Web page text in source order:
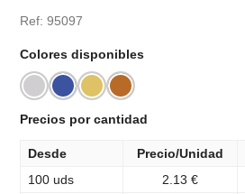
Ref: 95097
Colores disponibles
Precios por cantidad
Desde Precio/Unidad
100 uds
2.13 €